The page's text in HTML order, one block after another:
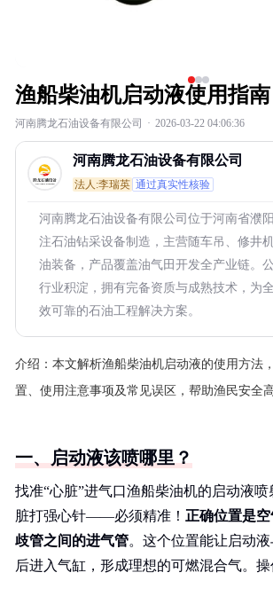
渔船柴油机启动液使用指南
河南腾龙石油设备有限公司 · 2026-03-22 04:06:36
河南腾龙石油设备有限公司
法人:李瑞英 通过真实性核验
河南腾龙石油设备有限公司位于河南省濮
注石油钻采设备制造，主营随车吊、修井
油装备，产品覆盖油气田开发全产业链。
行业积淀，拥有完备资质与成熟技术，为
效可靠的石油工程解决方案。
介绍： 本文解析渔船柴油机启动液的使用方法
置、使用注意事项及常见误区，帮助渔民安全
一、启动液该喷哪里？
找准“心脏”进气口渔船柴油机的启动液
脏打强心针——必须精准！ 正确位置是
歧管之间的进气管。这个位置能让启动
后进入气缸，形成理想的可燃混合气。操